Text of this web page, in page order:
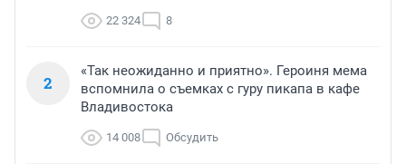
22 324 8
2
«Так неожиданно и приятно». Героиня мема
вспомнила о съемках с гуру пикапа в кафе
Владивостока
14 008 Обсудить